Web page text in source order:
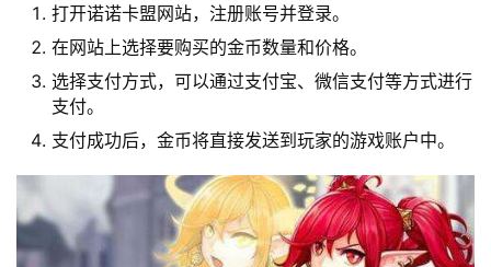
打开诺诺卡盟网站，注册账号并登录。
在网站上选择要购买的金币数量和价格。
选择支付方式，可以通过支付宝、微信支付等方式进行
支付。
支付成功后，金币将直接发送到玩家的游戏账户中。